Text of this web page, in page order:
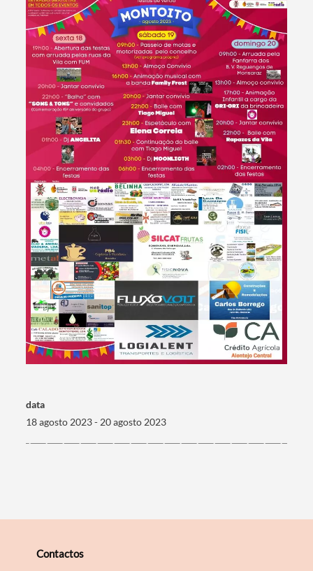
Termo de Pesquisa
Categorias gerais
Filtros
data
18 agosto 2023 - 20 agosto 2023
Contactos